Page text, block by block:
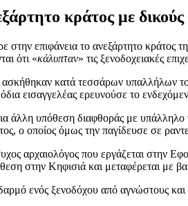
κράτος με δικούς
στην επιφάνεια το ανεξάρτητο κράτος
ότι «κάλυπταν» τις ξενοδοχειακές
κατά τεσσάρων υπαλλήλων
εισαγγελέας ερευνούσε το
άλλη υπόθεση διαφθοράς με
o οποίος όμως την παγίδευσε σε
αρχαιολόγος που εργάζεται στην
στην Κηφισιά και μεταφέρεται με
ενός ξενοδόχου από αγνώστους